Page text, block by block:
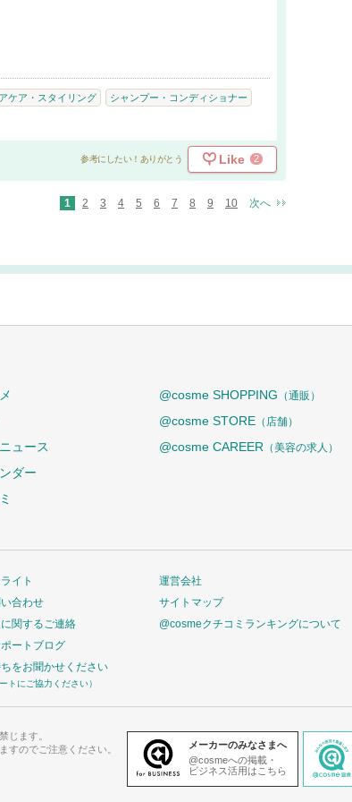
ケア・スタイリング シャンプー・コンディショナー
参考にしたい！ありがとう Like 2
1 2 3 4 5 6 7 8 9 10 次へ
ュース
ダー
@cosme SHOPPING （通販）
@cosme STORE （店舗）
@cosme CAREER （美容の求人）
イト
合わせ
関するご連絡
ートブログ
をお聞かせください
トにご協力ください）
運営会社
サイトマップ
@cosmeクチコミランキングについて
じます。
すのでご注意ください。
メーカーのみなさまへ
@cosmeへの掲載・
ビジネス活用はこちら